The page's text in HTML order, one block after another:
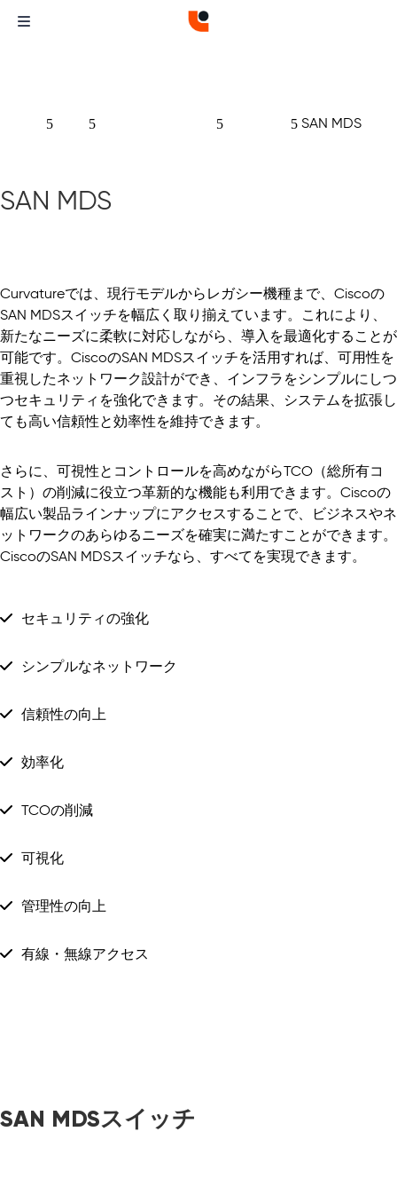
5 5 5 5 SAN MDS
SAN MDS
Curvatureでは、現行モデルからレガシー機種まで、Ciscoの
SAN MDSスイッチを幅広く取り揃えています。これにより、
新たなニーズに柔軟に対応しながら、導入を最適化することが
可能です。CiscoのSAN MDSスイッチを活用すれば、可用性を
重視したネットワーク設計ができ、インフラをシンプルにしつ
つセキュリティを強化できます。その結果、システムを拡張し
ても高い信頼性と効率性を維持できます。
さらに、可視性とコントロールを高めながらTCO（総所有コ
スト）の削減に役立つ革新的な機能も利用できます。Ciscoの
幅広い製品ラインナップにアクセスすることで、ビジネスやネ
ットワークのあらゆるニーズを確実に満たすことができます。
CiscoのSAN MDSスイッチなら、すべてを実現できます。
セキュリティの強化
シンプルなネットワーク
信頼性の向上
効率化
TCOの削減
可視化
管理性の向上
有線・無線アクセス
SAN MDSスイッチ